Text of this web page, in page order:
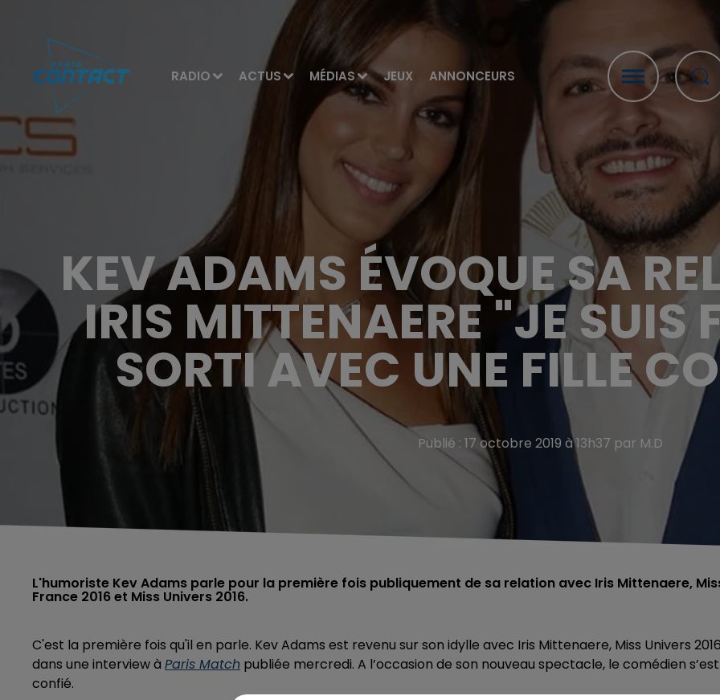
RADIO ACTUS MÉDIAS JEUX ANNONCEURS
KEV ADAMS ÉVOQUE SA
IRIS MITTENAERE "JE SUIS
SORTI AVEC UNE FILLE
Publié : 17 octobre 2019 à 13h37 par M.D
L'humoriste Kev Adams parle pour la première fois publiquement de sa relation avec Iris Mittenaere,
France 2016 et Miss Univers 2016.
C'est la première fois qu'il en parle. Kev Adams est revenu sur son idylle avec Iris Mittenaere, Miss Univers 2016
dans une interview à Paris Match publiée mercredi. A l’occasion de son nouveau spectacle, le comédien s’est
confié.